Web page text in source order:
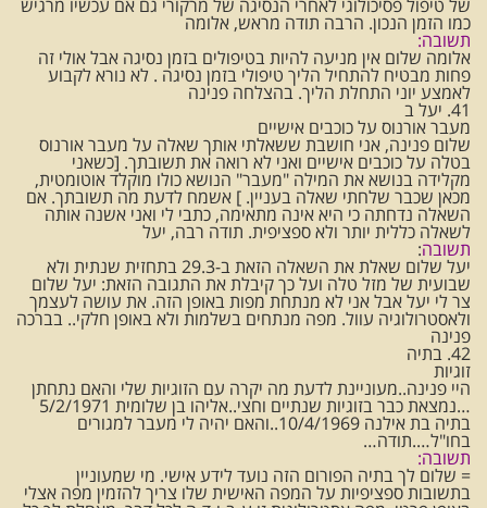
של טיפול פסיכולוגי לאחרי הנסיגה של מרקורי גם אם עכשיו מרגיש
כמו הזמן הנכון. הרבה תודה מראש, אלומה
תשובה:
אלומה שלום אין מניעה להיות בטיפולים בזמן נסיגה אבל אולי זה
פחות מבטיח להתחיל הליך טיפולי בזמן נסיגה . לא נורא לקבוע
לאמצע יוני התחלת הליך. בהצלחה פנינה
41. יעל ב
מעבר אורנוס על כוכבים אישיים
שלום פנינה, אני חושבת ששאלתי אותך שאלה על מעבר אורנוס
בטלה על כוכבים אישיים ואני לא רואה את תשובתך. [כשאני
מקלידה בנושא את המילה "מעבר" הנושא כולו מוקלד אוטומטית,
מכאן שכבר שלחתי שאלה בעניין. ] אשמח לדעת מה תשובתך. אם
השאלה נדחתה כי היא אינה מתאימה, כתבי לי ואני אשנה אותה
לשאלה כללית יותר ולא ספציפית. תודה רבה, יעל
תשובה:
יעל שלום שאלת את השאלה הזאת ב-29.3 בתחזית שנתית ולא
שבועית של מזל טלה ועל כך קיבלת את התגובה הזאת: יעל שלום
צר לי יעל אבל אני לא מנתחת מפות באופן הזה. את עושה לעצמך
ולאסטרולוגיה עוול. מפה מנתחים בשלמות ולא באופן חלקי.. בברכה
פנינה
42. בתיה
זוגיות
היי פנינה..מעוניינת לדעת מה יקרה עם הזוגיות שלי והאם נתחתן
…נמצאת כבר בזוגיות שנתיים וחצי..אליהו בן שלומית 5/2/1971
בתיה בת אילנה 10/4/1969..והאם יהיה לי מעבר למגורים
בחו"ל….תודה…
תשובה:
= שלום לך בתיה הפורום הזה נועד לידע אישי. מי שמעוניין
בתשובות ספציפיות על המפה האישית שלו צריך להזמין מפה אצלי